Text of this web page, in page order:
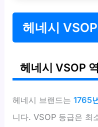
헤네시
헤네시 VSOP
헤네시 브랜드는1765
니다. VSOP 등급은 최